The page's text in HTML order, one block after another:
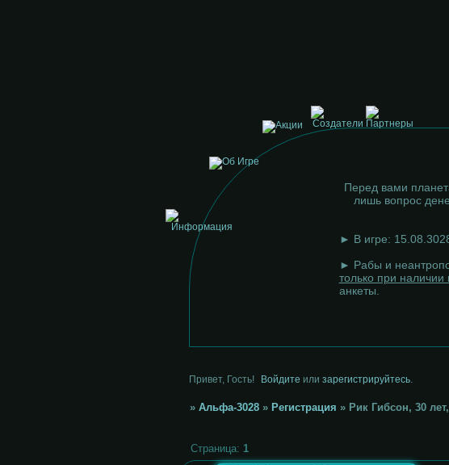
Перед вами
лишь вопрос
► В игре:
► Рабы и
только при наличии
анкеты.
Привет, Гость! Войдите илизарегистрируйтесь
» Альфа-3028 » Регистрация » Рик Гибсон, 30
Страница: 1